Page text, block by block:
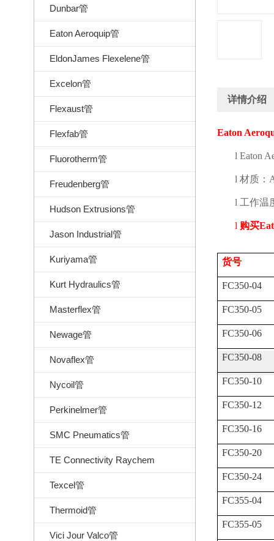
Dunbar管
Eaton Aeroquip管
EldonJames Flexelene管
Excelon管
Flexaust管
Flexfab管
Fluorotherm管
Freudenberg管
Hudson Extrusions管
Jason Industrial管
Kuriyama管
Kurt Hydraulics管
Masterflex管
Newage管
Novaflex管
Nycoil管
Perkinelmer管
SMC Pneumatics管
TE Connectivity Raychem
Texcel管
Thermoid管
Vici Jour Valco管
详情介绍
Eaton
l Eaton
l 材质：
l 工作温
l 购买
货号
FC350-04
FC350-05
FC350-06
FC350-08
FC350-10
FC350-12
FC350-16
FC350-20
FC350-24
FC355-04
FC355-05